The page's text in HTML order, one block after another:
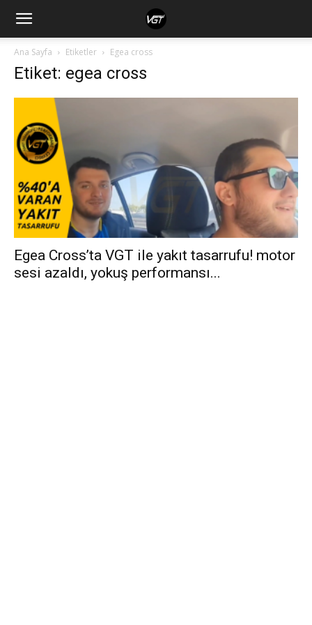
Ana Sayfa Etiketler Egea cross
Etiket: egea cross
Egea Cross’ta VGT ile yakıt tasarrufu! motor
sesi azaldı, yokuş performansı...